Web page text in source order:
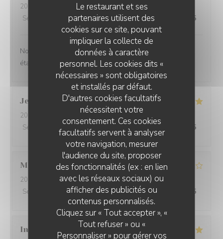
Le restaurant et ses
partenaires utilisent des
cookies sur ce site, pouvant
impliquer la collecte de
données à caractère
personnel. Les cookies dits «
nécessaires » sont obligatoires
et installés par défaut.
D'autres cookies facultatifs
nécessitent votre
consentement. Ces cookies
facultatifs servent à analyser
votre navigation, mesurer
l'audience du site, proposer
des fonctionnalités (ex : en lien
avec les réseaux sociaux) ou
afficher des publicités ou
contenus personnalisés.
Cliquez sur « Tout accepter », «
Tout refuser » ou «
Personnaliser » pour gérer vos
2026-07-24
- 19:00 - Couverts 9
Service
Ambiance: 4/5 Cuisine:5/5 Qualité / Prix /5
Nous avons passé un agréable moment et la nourriture
était très bonne !
Jean Philippe W
2026-07-14
- 19:30 - Couverts 5
Service
Ambiance: Cuisine : Qualité / Prix /5
Martine V
2026-07-01
- 12:30 - Couverts 3
Service
Ambiance: 4/5 Cuisine:4/5 Qualité / Prix /5
Ingrid
FRIT'HOUSE